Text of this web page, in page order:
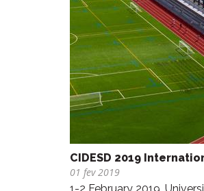
CIDESD 2019
01 fev 2019